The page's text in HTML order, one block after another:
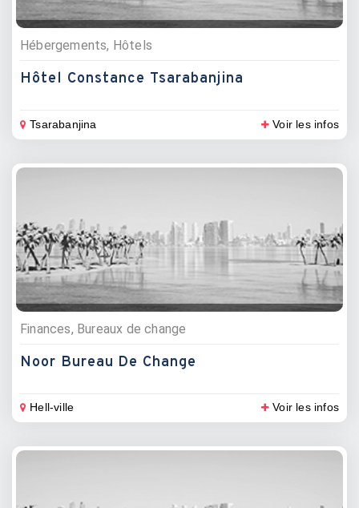
Hébergements, Hôtels
Hôtel Constance Tsarabanjina
Tsarabanjina Voir les infos
Finances, Bureaux de change
Noor Bureau De Change
Hell-ville Voir les infos